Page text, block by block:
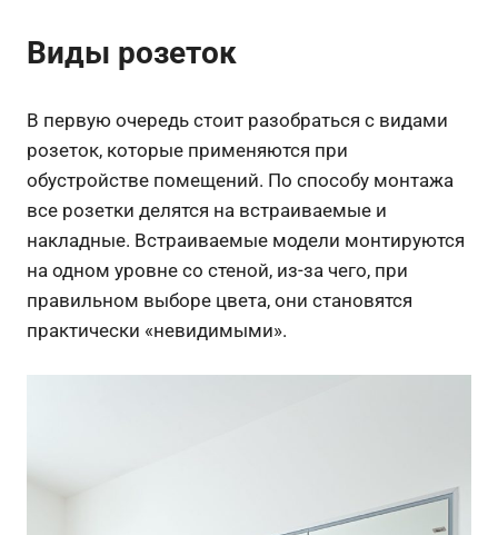
Виды розеток
В первую очередь стоит разобраться с видами
розеток, которые применяются при
обустройстве помещений. По способу монтажа
все розетки делятся на встраиваемые и
накладные. Встраиваемые модели монтируются
на одном уровне со стеной, из-за чего, при
правильном выборе цвета, они становятся
практически «невидимыми».